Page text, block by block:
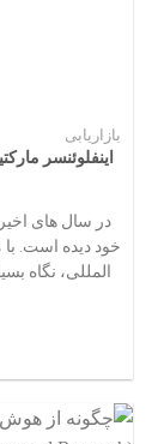
بازاریابی
اینفلوئنسر
در سال های
خود دیده است. با
المللی، نگاه